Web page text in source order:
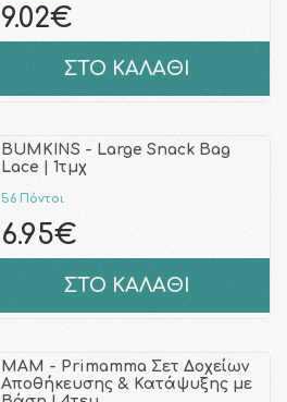
9.02€
ΣΤΟ ΚΑΛΑΘΙ
BUMKINS - Large Snack Bag
Lace | 1τμχ
56 Πόντοι
6.95€
ΣΤΟ ΚΑΛΑΘΙ
MAM - Primamma Σετ Δοχείων
Αποθήκευσης & Κατάψυξης με